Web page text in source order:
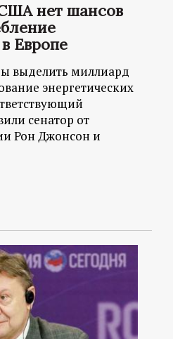
нет шансов
Европе
выделить миллиард
энергетических
сенатор от
Рон Джонсон и